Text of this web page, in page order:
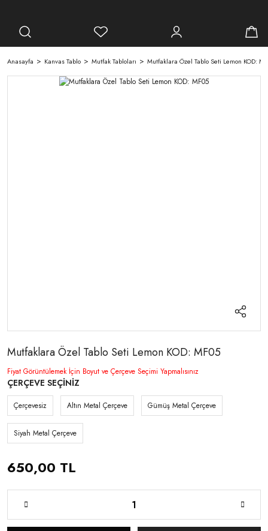
Anasayfa Kanvas Tablo Mutfak Tabloları Mutfaklara Özel Tablo Seti Lemon KOD:
Mutfaklara Özel Tablo Seti Lemon KOD: MF05
Fiyat Görüntülemek İçin Boyut ve Çerçeve Seçimi Yapmalısınız
ÇERÇEVE SEÇİNİZ
Çerçevesiz Altın Metal Çerçeve Gümüş Metal Çerçeve
Siyah Metal Çerçeve
650,00 TL